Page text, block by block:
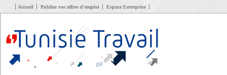
Accueil Publiez vos offres d’emploi Espace Entreprise